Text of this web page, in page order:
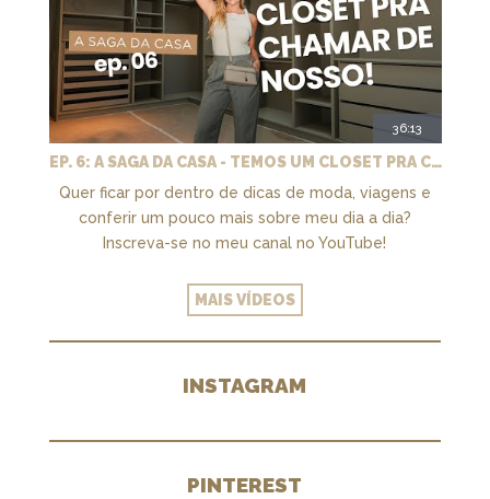
36:13
EP. 6: A SAGA DA CASA - TEMOS UM CLOSET PRA CHAMAR DE NOSSO + MARCENARIA E PAISAGISMO
Quer ficar por dentro de dicas de moda, viagens e
conferir um pouco mais sobre meu dia a dia?
Inscreva-se no meu canal no YouTube!
MAIS VÍDEOS
INSTAGRAM
PINTEREST